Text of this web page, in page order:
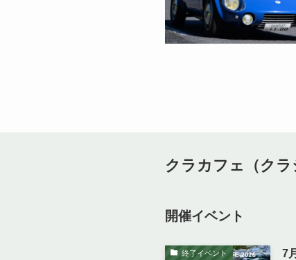
クラカフェ（ク
開催イベント
終了イベント
7